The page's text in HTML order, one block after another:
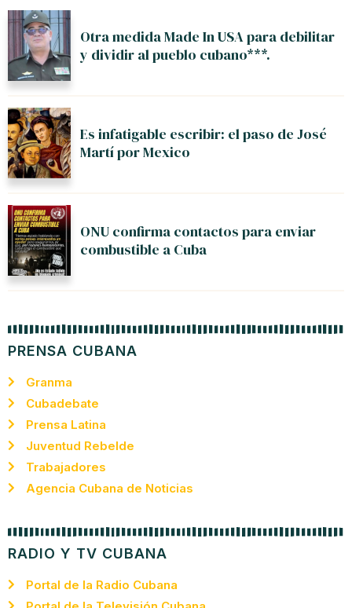
Otra medida Made In USA para debilitar
y dividir al pueblo cubano***.
Es infatigable escribir: el paso de José
Martí por Mexico
ONU confirma contactos para enviar
combustible a Cuba
PRENSA CUBANA
Granma
Cubadebate
Prensa Latina
Juventud Rebelde
Trabajadores
Agencia Cubana de Noticias
RADIO Y TV CUBANA
Portal de la Radio Cubana